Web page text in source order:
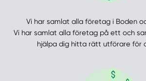
Vi har samlat alla företag i Boden
Vi har samlat alla företag på ett och
hjälpa dig hitta rätt utförare för